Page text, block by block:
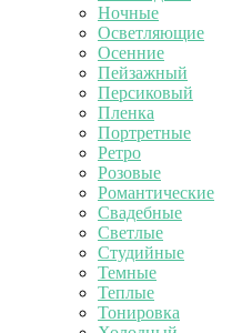
Ночные
Осветляющие
Осенние
Пейзажный
Персиковый
Пленка
Портретные
Ретро
Розовые
Романтические
Свадебные
Светлые
Студийные
Темные
Теплые
Тонировка